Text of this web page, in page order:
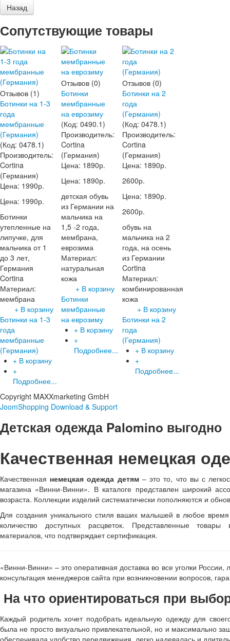
Сопутствующие товары
Отзывов (1)
Ботинки на 1-3
года
мембранные
(Германия)
(Код: 0478.1)
Производитель:
Cortina
(Германия)
Цена: 1990р.
Цена: 1990р.
Ботинки
утепленные на
липучке, для
мальчика от 1
до 3 лет,
Германия
Cortina
Материал:
мембрана
+ В корзину
Ботинки на 1-3
года
мембранные
(Германия)
+ В корзину
+
Подробнее...
Отзывов (0)
Ботинки
мембранные
на еврозиму
(Код:0490.1)
Производитель:
Cortina
(Германия)
Цена: 1890р.
Цена: 1890р.
детская обувь
из Германии на
мальчика на
1,5 -2 года,
мембрана,
еврозима
Материал:
натуральная
кожа
+ В корзину
Ботинки
мембранные
на еврозиму
+ В корзину
+
Подробнее...
Отзывов (0)
Ботинки на 2
года
(Германия)
(Код:0478.1)
Производитель:
Cortina
(Германия)
Цена: 1890р.
2600р.
Цена: 1890р.
2600р.
обувь на
мальчика на 2
года, на осень
из Германии
Cortina
Материал:
комбинированная
кожа
+ В корзину
Ботинки на 2
года
(Германия)
+ В корзину
+
Подробнее...
Copyright MAXXmarketing GmbH
JoomShopping Download & Support
Детская одежда Palomino выгодно
Качественная немецкая
Качественная немецкая одежда детям– это то, что вы с
магазина «Винни-Винни». В каталоге представлен широкий
возраста. Коллекции изделий систематически пополняются и
Для создания уникального стиля ваших малышей в любое время
количество доступных расцветок. Представленные товары
материалов, что подтверждает сертификация.
«Винни-Винни» – это оперативная доставка во все уголки
консультация менеджеров сайта при возникновении вопросов,
На что ориентироваться при
Каждый родитель хочет подобрать идеальную одежду для
была не просто визуально привлекательной, но и максимально
обеспечивала удобство передвижения, легко надевалась и